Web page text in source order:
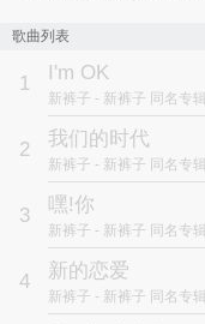
中所涵的人文精神与入
的影响。
歌曲列表
1 I'm OK
新裤子 - 新裤子 同名专辑
2 我们的时代
新裤子 - 新裤子 同名专辑
3 嘿!你
新裤子 - 新裤子 同名专辑
4 新的恋爱
新裤子 - 新裤子 同名专辑